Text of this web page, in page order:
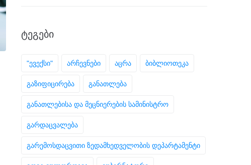
ᲢᲔᲒᲔᲑᲘ
"ევექსი" არჩევნები აცრა ბიბლიოთეკა
გაზიფიცირება განათლება
განათლებისა და მეცნიერების სამინისტრო
გარდაცვალება
გარემოსდაცვითი ზედამხედველობის დეპარტამენტი